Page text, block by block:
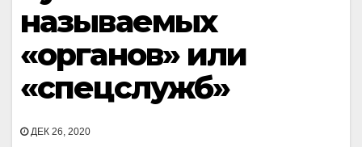
называемых
«органов» или
«спецслужб»
ДЕК 26, 2020